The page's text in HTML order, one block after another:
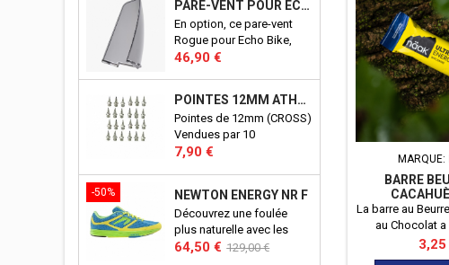
la pratique du CrossFit©.
D'une conceptions
robuste, il vous
accompagnera pendant
compétition. Aucun détail,
n'a été laissé au hasard !
PARE-VENT POUR ECHO BIKE ROGUE (ECHO BIKE WIND GUARD V3)
En option, ce pare-vent
Rogue pour Echo Bike,
vous protègera du vent
Produit officiel Rogue.
Prix
46,90 €
POINTES 12MM ATHLÉTISME
Pointes de 12mm (CROSS)
Vendues par 10
Prix
7,90 €
-50% NEWTON ENERGY NR F
Découvrez une foulée
plus naturelle avec les
newton energy.
Prix
64,50 € Prix
129,00 €
MARQUE:
BARRE
La barre au
au Chocolat
bonbons mais
la santé ! Cette
Prix
3,25